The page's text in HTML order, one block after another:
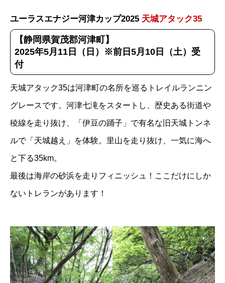
ユーラスエナジー河津カップ2025 天城アタック35
【静岡県賀茂郡河津町】
2025年5月11日（日）※前日5月10日（土）受
付
天城アタック35は河津町の名所を巡るトレイルランニン
グレースです。河津七滝をスタートし、歴史ある街道や
稜線を走り抜け、「伊豆の踊子」で有名な旧天城トンネ
ルで「天城越え」を体験。里山を走り抜け、一気に海へ
と下る35km。
最後は海岸の砂浜を走りフィニッシュ！ここだけにしか
ないトレランがあります！